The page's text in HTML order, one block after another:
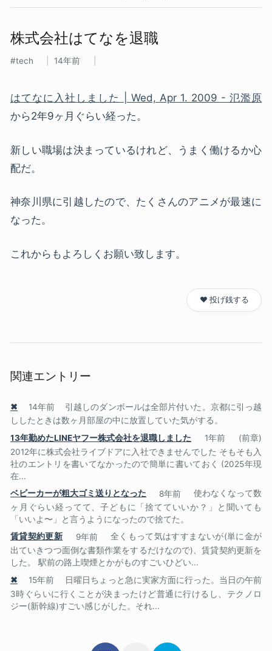
株式会社はてなを​退職
tech 14年前
はてなに入社しました | Wed, Apr 1. 2009 - 氾濫原
から2年9ヶ月ぐらい経った。
新しい職場は決まっているけれど、うまく働けるか心
配だ。
神奈川県に引越したので、たくさんのアニメが最速に
なった。
これからもよろしくお願い致します。
❤️ 投げ銭する
関連エントリー
✖ 14年前
引越しのダンボールは全部片付いた。京都に引っ越
ししたときは数ヶ月部屋の中に放置していた気がする。
13年勤めたLINEヤフー株式会社を退職しました
1年前
(前章)
2012年に株式会社ライブドアに入社できませんでした そもそも入
社のエントリを書いてなかったので簡単に書いておく (2025年現
在...
ベビーカーが粗大ゴミ送りとなった
8年前
使わなくなって数
ヶ月ぐらい経ってて、子どもに「捨てていいか？」と聞いても
「いいよ〜」と言うようになったので捨てた。
賃貸契約更新
9年前
全くもって気はすすまないが(単に金が
出ていきつつ面倒な書類作業をするだけなので)、賃貸契約更新を
した。 駅前の路上喫煙とかがものすごいひどい...
✖
15年前
日曜日ちょっと急に実家方面に行った。当日の午前
3時ぐらいに行くことが決まったけど普通に行けるし、テクノロ
ジー(新幹線)すごい感じがした。それ...